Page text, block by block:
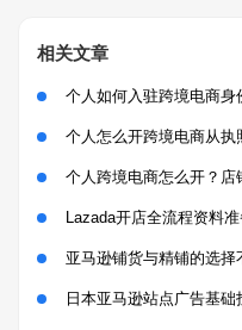
相关文章
个人如何入驻跨境电商
个人怎么开跨境电商从执
个人跨境电商怎么开？店
Lazada开店全流程资料
亚马逊铺货与精铺的选
日本亚马逊站点广告基